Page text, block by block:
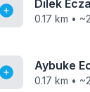
Dilek
0.17 km •
Aybuke
0.17 km •